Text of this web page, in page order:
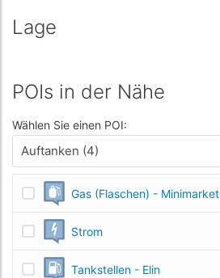
Lage
POIs in der Nähe
Wählen Sie einen POI:
Auftanken (4)
Gas (Flaschen) - Minimarket
Strom
Tankstellen - Elin